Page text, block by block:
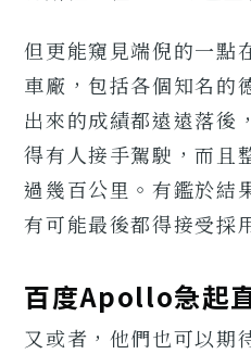
但更能窺見端倪的一點
車廠，包括各個知名的
出來的成績都遠遠落後
得有人接手駕駛，而且
過幾百公里。有鑑於結
有可能最後都得接受採
百度Apollo急起
又或者，他們也可以期